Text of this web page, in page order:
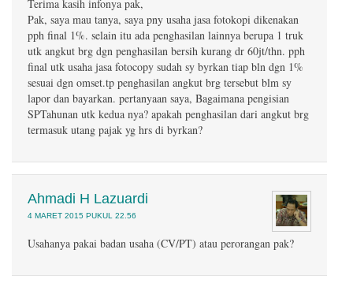
Terima kasih infonya pak,
Pak, saya mau tanya, saya pny usaha jasa fotokopi dikenakan
pph final 1%. selain itu ada penghasilan lainnya berupa 1 truk
utk angkut brg dgn penghasilan bersih kurang dr 60jt/thn. pph
final utk usaha jasa fotocopy sudah sy byrkan tiap bln dgn 1%
sesuai dgn omset.tp penghasilan angkut brg tersebut blm sy
lapor dan bayarkan. pertanyaan saya, Bagaimana pengisian
SPTahunan utk kedua nya? apakah penghasilan dari angkut brg
termasuk utang pajak yg hrs di byrkan?
Ahmadi H Lazuardi
4 MARET 2015 PUKUL 22.56
Usahanya pakai badan usaha (CV/PT) atau perorangan pak?